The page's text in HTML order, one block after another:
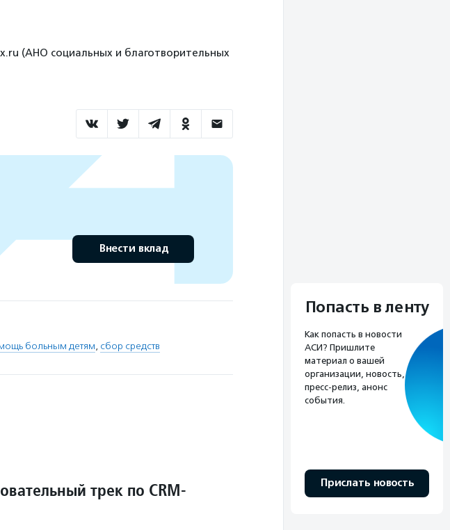
(АНО социальных и благотворительных
Внести вклад
больным детям, сбор средств
трек по CRM-
Попасть в ленту
Как попасть в новости
АСИ? Пришлите
материал о вашей
организации, новость,
пресс-релиз, анонс
события.
Прислать новость